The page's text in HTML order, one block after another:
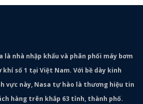
là nhà nhập khẩu và phân phối máy bơm
số 1 tại Việt Nam. Với bề dày kinh
vực này, Nasa tự hào là thương hiệu tin
hàng trên khắp 63 tỉnh, thành phố.